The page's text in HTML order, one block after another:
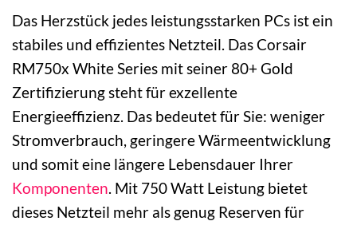
Das Herzstück jedes leistungsstarken PCs ist ein
stabiles und effizientes Netzteil. Das Corsair
RM750x White Series mit seiner 80+ Gold
Zertifizierung steht für exzellente
Energieeffizienz. Das bedeutet für Sie: weniger
Stromverbrauch, geringere Wärmeentwicklung
und somit eine längere Lebensdauer Ihrer
Komponenten . Mit 750 Watt Leistung bietet
dieses Netzteil mehr als genug Reserven für